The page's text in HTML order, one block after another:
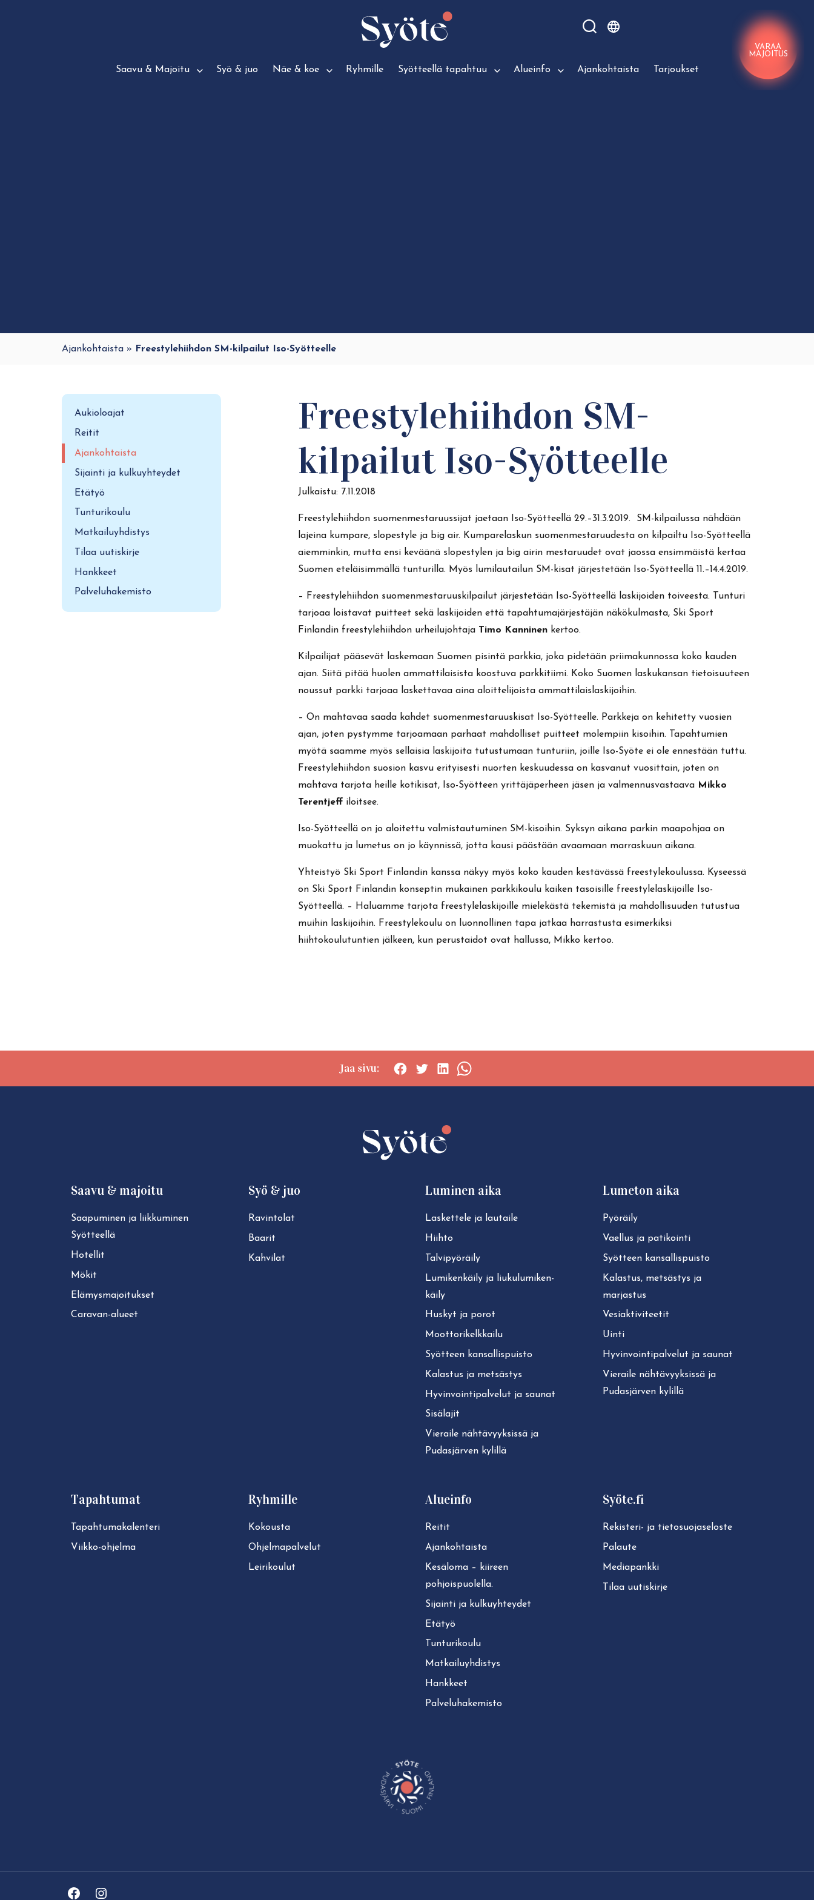
VARAA
MAJOITUS
Saavu & Majoitu Syö & juo Näe & koe Ryhmille Syötteellä tapahtuu Alueinfo Ajankohtaista Tarjoukset
Ajankohtaista » Freestylehiihdon SM-kilpailut Iso-Syötteelle
Freestylehiihdon SM-
kilpailut Iso-Syötteelle
Julkaistu: 7.11.2018
Freestylehiihdon suomenmestaruussijat jaetaan Iso-Syötteellä 29.–31.3.2019. SM-kilpailussa nähdään
lajeina kumpare, slopestyle ja big air. Kumparelaskun suomenmestaruudesta on kilpailtu Iso-Syötteellä
aiemminkin, mutta ensi keväänä slopestylen ja big airin mestaruudet ovat jaossa ensimmäistä kertaa
Suomen eteläisimmällä tunturilla. Myös lumilautailun SM-kisat järjestetään Iso-Syötteellä 11.–14.4.2019.
– Freestylehiihdon suomenmestaruuskilpailut järjestetään Iso-Syötteellä laskijoiden toiveesta. Tunturi
tarjoaa loistavat puitteet sekä laskijoiden että tapahtumajärjestäjän näkökulmasta, Ski Sport
Finlandin freestylehiihdon urheilujohtaja Timo Kanninen kertoo.
Kilpailijat pääsevät laskemaan Suomen pisintä parkkia, joka pidetään priimakunnossa koko kauden
ajan. Siitä pitää huolen ammattilaisista koostuva parkkitiimi. Koko Suomen laskukansan tietoisuuteen
noussut parkki tarjoaa laskettavaa aina aloittelijoista ammattilaislaskijoihin.
– On mahtavaa saada kahdet suomenmestaruuskisat Iso-Syötteelle. Parkkeja on kehitetty vuosien
ajan, joten pystymme tarjoamaan parhaat mahdolliset puitteet molempiin kisoihin. Tapahtumien
myötä saamme myös sellaisia laskijoita tutustumaan tunturiin, joille Iso-Syöte ei ole ennestään tuttu.
Freestylehiihdon suosion kasvu erityisesti nuorten keskuudessa on kasvanut vuosittain, joten on
mahtava tarjota heille kotikisat, Iso-Syötteen yrittäjäperheen jäsen ja valmennusvastaava Mikko
Terentjeff iloitsee.
Iso-Syötteellä on jo aloitettu valmistautuminen SM-kisoihin. Syksyn aikana parkin maapohjaa on
muokattu ja lumetus on jo käynnissä, jotta kausi päästään avaamaan marraskuun aikana.
Yhteistyö Ski Sport Finlandin kanssa näkyy myös koko kauden kestävässä freestylekoulussa. Kyseessä
on Ski Sport Finlandin konseptin mukainen parkkikoulu kaiken tasoisille freestylelaskijoille Iso-
Syötteellä. – Haluamme tarjota freestylelaskijoille mielekästä tekemistä ja mahdollisuuden tutustua
muihin laskijoihin. Freestylekoulu on luonnollinen tapa jatkaa harrastusta esimerkiksi
hiihtokoulutuntien jälkeen, kun perustaidot ovat hallussa, Mikko kertoo.
Aukioloajat
Reitit
Ajankohtaista
Sijainti ja kulkuyhteydet
Etätyö
Tunturikoulu
Matkailuyhdistys
Tilaa uutiskirje
Hankkeet
Palveluhakemisto
Jaa sivu:
Saavu & majoitu
Saapuminen ja liikkuminen
Syötteellä
Hotellit
Mökit
Elä­mys­ma­joi­tuk­set
Caravan-alueet
Syö & juo
Ravintolat
Baarit
Kahvilat
Luminen aika
Laskettele ja lautaile
Hiihto
Tal­vi­pyö­räi­ly
Lu­mi­ken­käi­ly ja liu­ku­lu­mi­ken­
käi­ly
Huskyt ja porot
Moot­to­ri­kelk­kai­lu
Syötteen kan­sal­lis­puis­to
Kalastus ja metsästys
Hy­vin­voin­ti­pal­ve­lut ja saunat
Sisälajit
Vieraile näh­tä­vyyk­sis­sä ja
Pudasjärven kylillä
Lumeton aika
Pyöräily
Vaellus ja patikointi
Syötteen kan­sal­lis­puis­to
Kalastus, metsästys ja
marjastus
Ve­siak­ti­vi­tee­tit
Uinti
Hy­vin­voin­ti­pal­ve­lut ja saunat
Vieraile näh­tä­vyyk­sis­sä ja
Pudasjärven kylillä
Tapahtumat
Ta­pah­tu­ma­ka­len­te­ri
Viikko-ohjelma
Ryhmille
Kokousta
Ohjelmapalvelut
Leirikoulut
Alueinfo
Reitit
Ajan­koh­tais­ta
Kesäloma – kiireen
pohjoispuolella.
Sijainti ja kul­ku­yh­tey­det
Etätyö
Tun­tu­ri­kou­lu
Mat­kai­lu­yh­dis­tys
Hankkeet
Pal­ve­lu­ha­ke­mis­to
Syöte.fi
Rekisteri- ja tie­to­suo­ja­se­los­te
Palaute
Mediapankki
Tilaa uutiskirje